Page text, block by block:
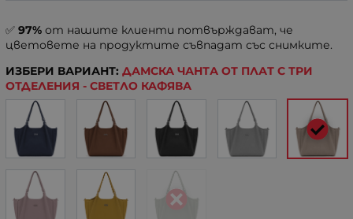
✅ 97% от нашите клиенти потвърждават, че
цветовете на продуктите съвпадат със снимките.
ИЗБЕРИ ВАРИАНТ: ДАМСКА ЧАНТА ОТ ПЛАТ С ТРИ
ОТДЕЛЕНИЯ - СВЕТЛО КАФЯВА